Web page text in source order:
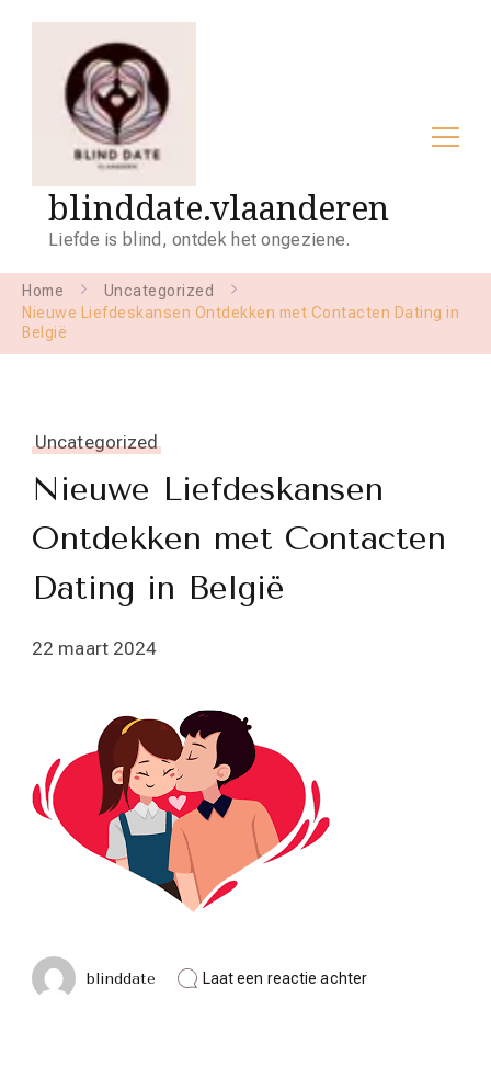
blinddate.vlaanderen
Liefde is blind, ontdek het ongeziene.
Home
Uncategorized
Nieuwe Liefdeskansen Ontdekken met Contacten Dating in
België
Uncategorized
Nieuwe Liefdeskansen
Ontdekken met Contacten
Dating in België
22 maart 2024
blinddate Laat een reactie achterop